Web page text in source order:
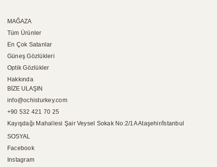
MAĞAZA
Tüm Ürünler
En Çok Satanlar
Güneş Gözlükleri
Optik Gözlükler
Hakkında
BİZE ULAŞIN
info@ochisturkey.com
+90 532 421 70 25
Kayışdağı Mahallesi Şair Veysel Sokak No:2/1A Ataşehir/İstanbul
SOSYAL
Facebook
Instagram